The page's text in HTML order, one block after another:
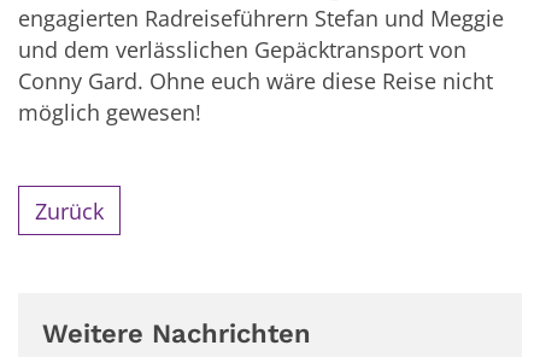
engagierten Radreiseführern Stefan und Meggie
und dem verlässlichen Gepäcktransport von
Conny Gard. Ohne euch wäre diese Reise nicht
möglich gewesen!
Zurück
Weitere Nachrichten